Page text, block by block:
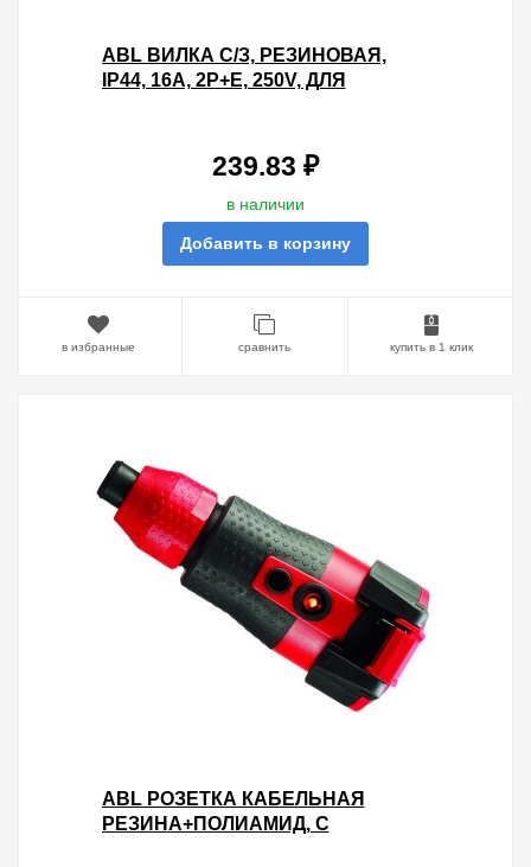
ABL ВИЛКА С/З, РЕЗИНОВАЯ,
IP44, 16A, 2P+E, 250V, ДЛЯ
239.83 ₽
в наличии
Добавить в корзину
в избранные сравнить купить в 1 клик
ABL РОЗЕТКА КАБЕЛЬНАЯ
РЕЗИНА+ПОЛИАМИД, С